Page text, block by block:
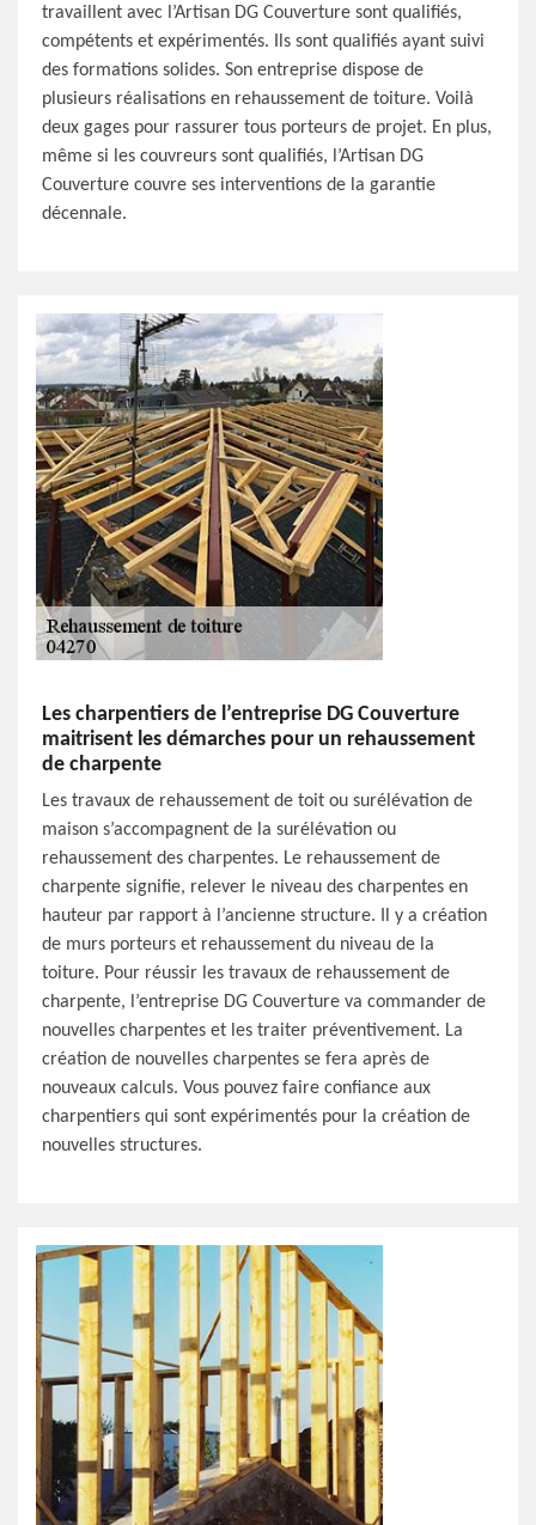
travaillent avec l’Artisan DG Couverture sont qualifiés,
compétents et expérimentés. Ils sont qualifiés ayant suivi
des formations solides. Son entreprise dispose de
plusieurs réalisations en rehaussement de toiture. Voilà
deux gages pour rassurer tous porteurs de projet. En plus,
même si les couvreurs sont qualifiés, l’Artisan DG
Couverture couvre ses interventions de la garantie
décennale.
Les charpentiers de l’entreprise DG Couverture
maitrisent les démarches pour un rehaussement
de charpente
Les travaux de rehaussement de toit ou surélévation de
maison s’accompagnent de la surélévation ou
rehaussement des charpentes. Le rehaussement de
charpente signifie, relever le niveau des charpentes en
hauteur par rapport à l’ancienne structure. Il y a création
de murs porteurs et rehaussement du niveau de la
toiture. Pour réussir les travaux de rehaussement de
charpente, l’entreprise DG Couverture va commander de
nouvelles charpentes et les traiter préventivement. La
création de nouvelles charpentes se fera après de
nouveaux calculs. Vous pouvez faire confiance aux
charpentiers qui sont expérimentés pour la création de
nouvelles structures.